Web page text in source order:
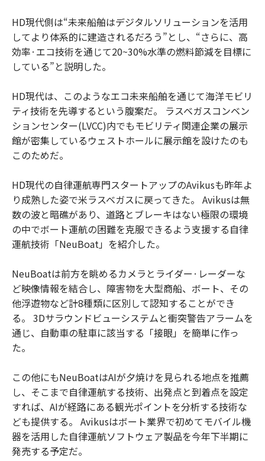
HD現代側は“未来船舶はデジタルソリューションを活用
してより体系的に建造されるだろう”とし、“さらに、高
効率·エコ技術を通じて20~30%水準の燃料節減を目標に
している”と説明した。
HD現代は、このようなエコ未来船舶を通じて海洋モビリ
ティ技術を先導するという腹案だ。 ラスベガスコンベン
ションセンター(LVCC)内でもモビリティ関連企業の展示
館が密集しているウェストホールに展示館を設けたのも
このためだ。
HD現代の自律運航専門スタートアップのAvikusも昨年よ
り成熟した姿で米ラスベガスに戻ってきた。 Avikusは無
数の波と暗礁があり、道路とブレーキはない極限の環境
の中でボート運航の困難を克服できるよう支援する自律
運航技術「NeuBoat」を紹介した。
NeuBoatは前方を眺めるカメラとライダー·レーダーな
ど映像情報を結合し、障害物を大型商船、ボート、その
他浮遊物など計8種類に区別して認知することができ
る。 3Dサラウンドビューシステムと衝突警告アラームを
通じ、自動車の駐車に該当する「接眼」を簡単に作っ
た。
この他にもNeuBoatはAIが夕焼けを見られる地点を推薦
し、そこまで自律運航する技術、出発点と到着点を設定
すれば、AIが経路にある観光ポイントを分析する技術な
ども提供する。 Avikusはボート業界で初めてモバイル機
器を活用した自律運航ソフトウェア製品を今年下半期に
発売する予定だ。